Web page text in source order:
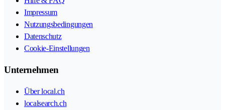
Impressum
Nutzungsbedingungen
Datenschutz
Cookie-Einstellungen
Unternehmen
Über local.ch
localsearch.ch